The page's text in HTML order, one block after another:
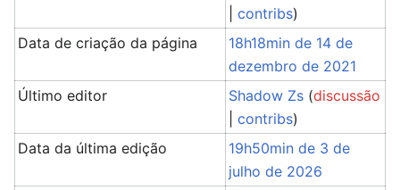
|contribs)
Data de criação da página
18h18min de 14 de
dezembro de 2021
Último editor
Shadow Zs (discussão
|contribs)
Data da última edição
19h50min de 3 de
julho de 2026